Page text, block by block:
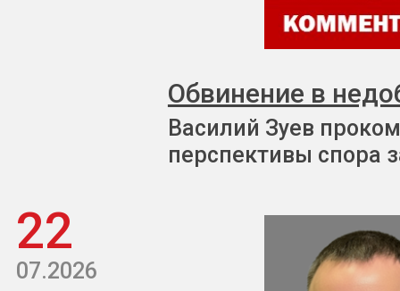
Обвинение в
Василий Зуев
перспективы спора
22
07.2026